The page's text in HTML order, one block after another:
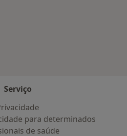
Serviço
para determinados
de saúde